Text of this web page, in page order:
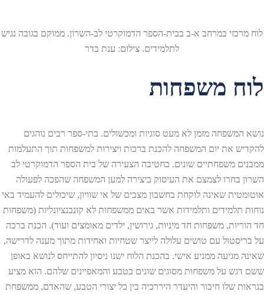
לוח מרכזי במרחב א-ב בבית-הספר הדמוקרטי לב-השרון. ממוקם בגובה נגיש
לתלמידים. צילום: ענת בדר
לוח משפחות
נושא המשפחה מזמן לא מעט סוגיות ומכשולים. בתי-ספר רבים נוהגים
להקדיש את יום המשפחה להכנת ברכות ויצירות למשפחות תוך התעלמות
ממבנים משפחתיים שונים. בחטיבה הצעירה של בית הספר הדמוקרטי לב
השרון בחרו לצמצם את העיסוק ביצירה למען המשפחה שהפכה לפעולה
אוטומטית שאינה לוקחת בחשבון מצבים של אי שוויון, שיכולים להעמיד באי
נוחות תלמידים ותלמידות אשר באים ממשפחות לא קונבנציונליות (משפחות
חד הוריות, משפחות חד מיניות, גירושין, ילדים מאומצים ועוד). הכנת ברכה
על בריסטול עם טושים עלולה לייצר שטחיות ואחידות מתוך מענה לדרישה,
שאינה מגיעה ממניע אישי. בהכנת הלוח ישנו ניסיון להתייחס לנושא באופן
ששם דגש על משפחות מסוגים שונים בטבע והמאפיינים שלהם. הוא מציע
בנראות שלו חיבור והיעדר היררכיה בין כל יצורי הטבע, שהאדם, ממשפחת